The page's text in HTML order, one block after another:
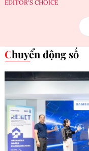
EDITOR'S CHOICE
Chuyển động số